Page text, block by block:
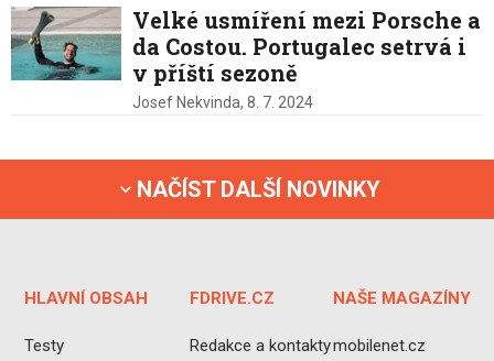
Velké usmíření mezi Porsche a
da Costou. Portugalec setrvá i
v příští sezoně
Josef Nekvinda, 8. 7. 2024
NAČÍST DALŠÍ NOVINKY
HLAVNÍ OBSAH
Testy
FDRIVE.CZ
Redakce a kontakty
NAŠE MAGAZÍNY
mobilenet.cz